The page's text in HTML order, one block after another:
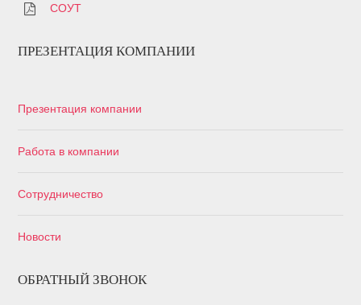
СОУТ
ПРЕЗЕНТАЦИЯ КОМПАНИИ
Презентация компании
Работа в компании
Сотрудничество
Новости
ОБРАТНЫЙ ЗВОНОК